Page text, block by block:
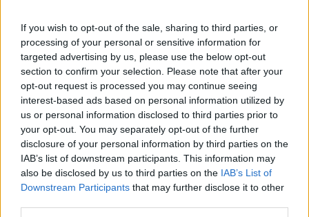
If you wish to opt-out of the sale, sharing to third parties, or
processing of your personal or sensitive information for
targeted advertising by us, please use the below opt-out
section to confirm your selection. Please note that after your
opt-out request is processed you may continue seeing
interest-based ads based on personal information utilized by
us or personal information disclosed to third parties prior to
your opt-out. You may separately opt-out of the further
disclosure of your personal information by third parties on the
IAB’s list of downstream participants. This information may
also be disclosed by us to third parties on the IAB’s List of
Downstream Participants that may further disclose it to other
Grazie, Stefano.
arsenio lupin
181
Inserito il29/08/2018 alle:21:29:20
In risposta al messaggio digstefanodel29/08/2018alle11:36:01
Dopo 25 anni dall'ultima visita all'oktoberfest quest'anno abbiamo deciso
di tornarci Non ho capito però se per assistere alle sfilate di apertura
(sabato e domenica) sia necessario l'acquisto di un biglietto o se, come
era 25 anni fa, non è richiesto nulla. Qualcuno che è andato negli ultimi
anni mi sa aiutare? Grazie, Stefano.